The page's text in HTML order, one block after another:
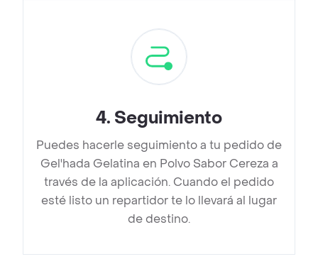
4. Seguimiento
Puedes hacerle seguimiento a tu pedido de
Gel'hada Gelatina en Polvo Sabor Cereza a
través de la aplicación. Cuando el pedido
esté listo un repartidor te lo llevará al lugar
de destino.